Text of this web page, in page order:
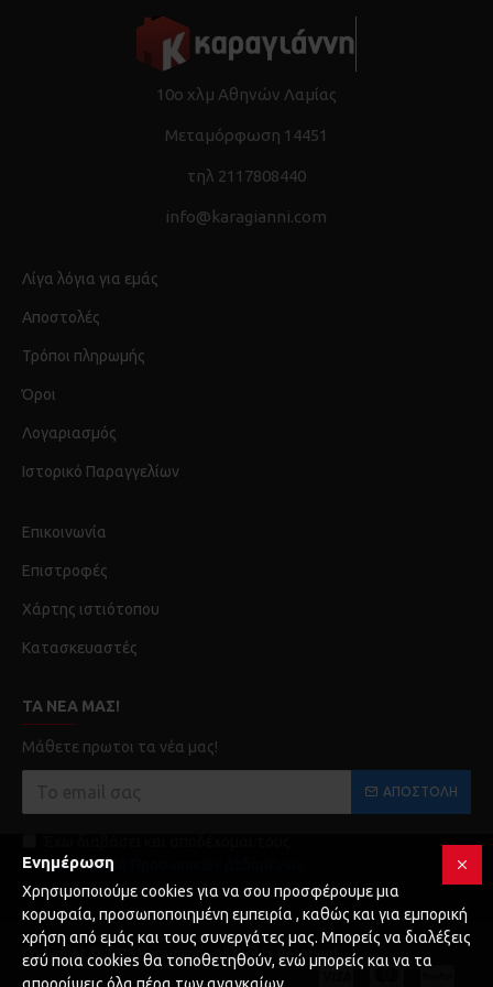
10ο χλμ Αθηνών Λαμίας
Μεταμόρφωση 14451
τηλ 2117808440
info@karagianni.com
Λίγα λόγια για εμάς
Αποστολές
Τρόποι πληρωμής
Όροι
Λογαριασμός
Ιστορικό Παραγγελίων
Επικοινωνία
Επιστροφές
Χάρτης ιστιότοπου
Κατασκευαστές
ΤΑ ΝΈΑ ΜΑΣ!
Μάθετε πρωτοι τα νέα μας!
ΑΠΟΣΤΟΛΉ
Προστασία Προσωπικών Δεδομένων
Copyright © 2025 Karagianni, All Rights Reserved
Ενημέρωση
Χρησιμοποιούμε cookies για να σου προσφέρουμε μια
κορυφαία, προσωποποιημένη εμπειρία , καθώς και για εμπορική
χρήση από εμάς και τους συνεργάτες μας. Μπορείς να διαλέξεις
εσύ ποια cookies θα τοποθετηθούν, ενώ μπορείς και να τα